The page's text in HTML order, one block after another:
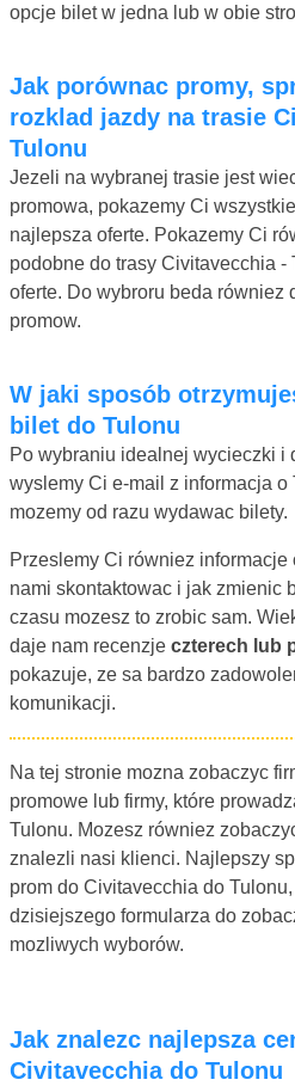
opcje bilet w jedna lub w obie
Jak porównac promy, sprawdzic ceny i
rozklad jazdy na trasie
Tulonu
Jezeli na wybranej trasie jest
promowa, pokazemy Ci
najlepsza oferte. Pokazemy Ci
podobne do trasy Civitavecchia -
oferte. Do wybroru beda równiez
promow.
W jaki sposób otrzymujesz bilet i jak zmienic
bilet do Tulonu
Po wybraniu idealnej wycieczki i
wyslemy Ci e-mail z informacja
mozemy od razu wydawac bilety.
Przeslemy Ci równiez informacje
nami skontaktowac i jak zmienic
czasu mozesz to zrobic sam.
daje nam recenzje czterech lub
pokazuje, ze sa bardzo
komunikacji.
Na tej stronie mozna zobaczyc
promowe lub firmy, które
Tulonu. Mozesz równiez
znalezli nasi klienci. Najlepszy
prom do Civitavecchia do
dzisiejszego formularza do
mozliwych wyborów.
Jak znalezc najlepsza cene za prom do
Civitavecchia do Tulonu